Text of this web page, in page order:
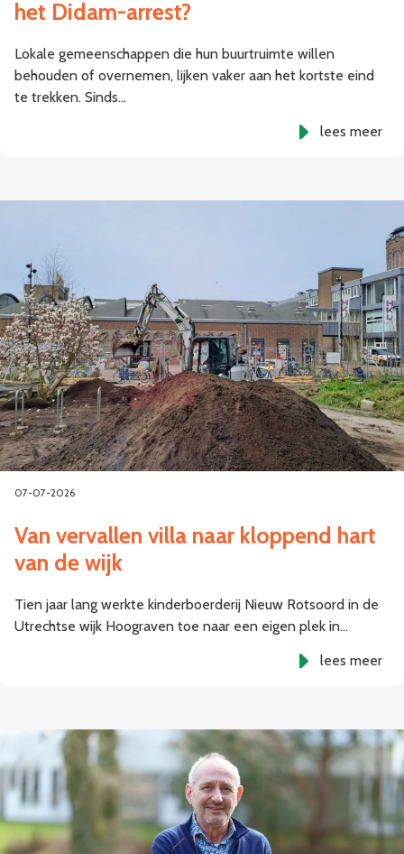
het Didam-arrest?
Lokale gemeenschappen die hun buurtruimte willen
behouden of overnemen, lijken vaker aan het kortste eind
te trekken. Sinds…
lees meer
07-07-2026
Van vervallen villa naar kloppend hart
van de wijk
Tien jaar lang werkte kinderboerderij Nieuw Rotsoord in de
Utrechtse wijk Hoograven toe naar een eigen plek in…
lees meer